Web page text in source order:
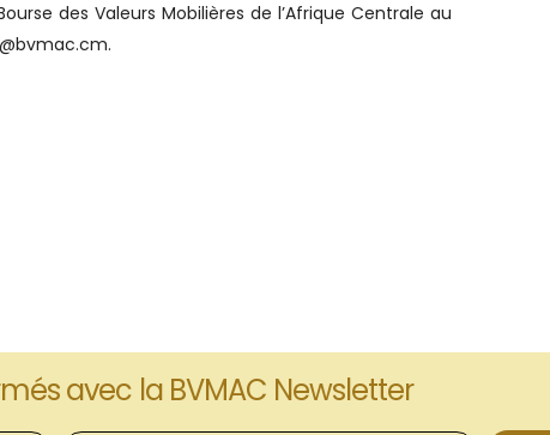
des Valeurs Mobilières de l’Afrique Centrale au
avec la BVMAC Newsletter